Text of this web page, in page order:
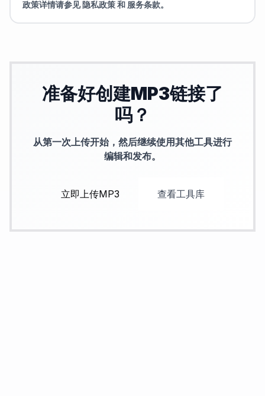
政策详情请参见隐私政策和 服务条款。
准备好创建MP3链接了
吗？
从第一次上传开始，然后继续使用其他工具进行
编辑和发布。
立即上传MP3 查看工具库